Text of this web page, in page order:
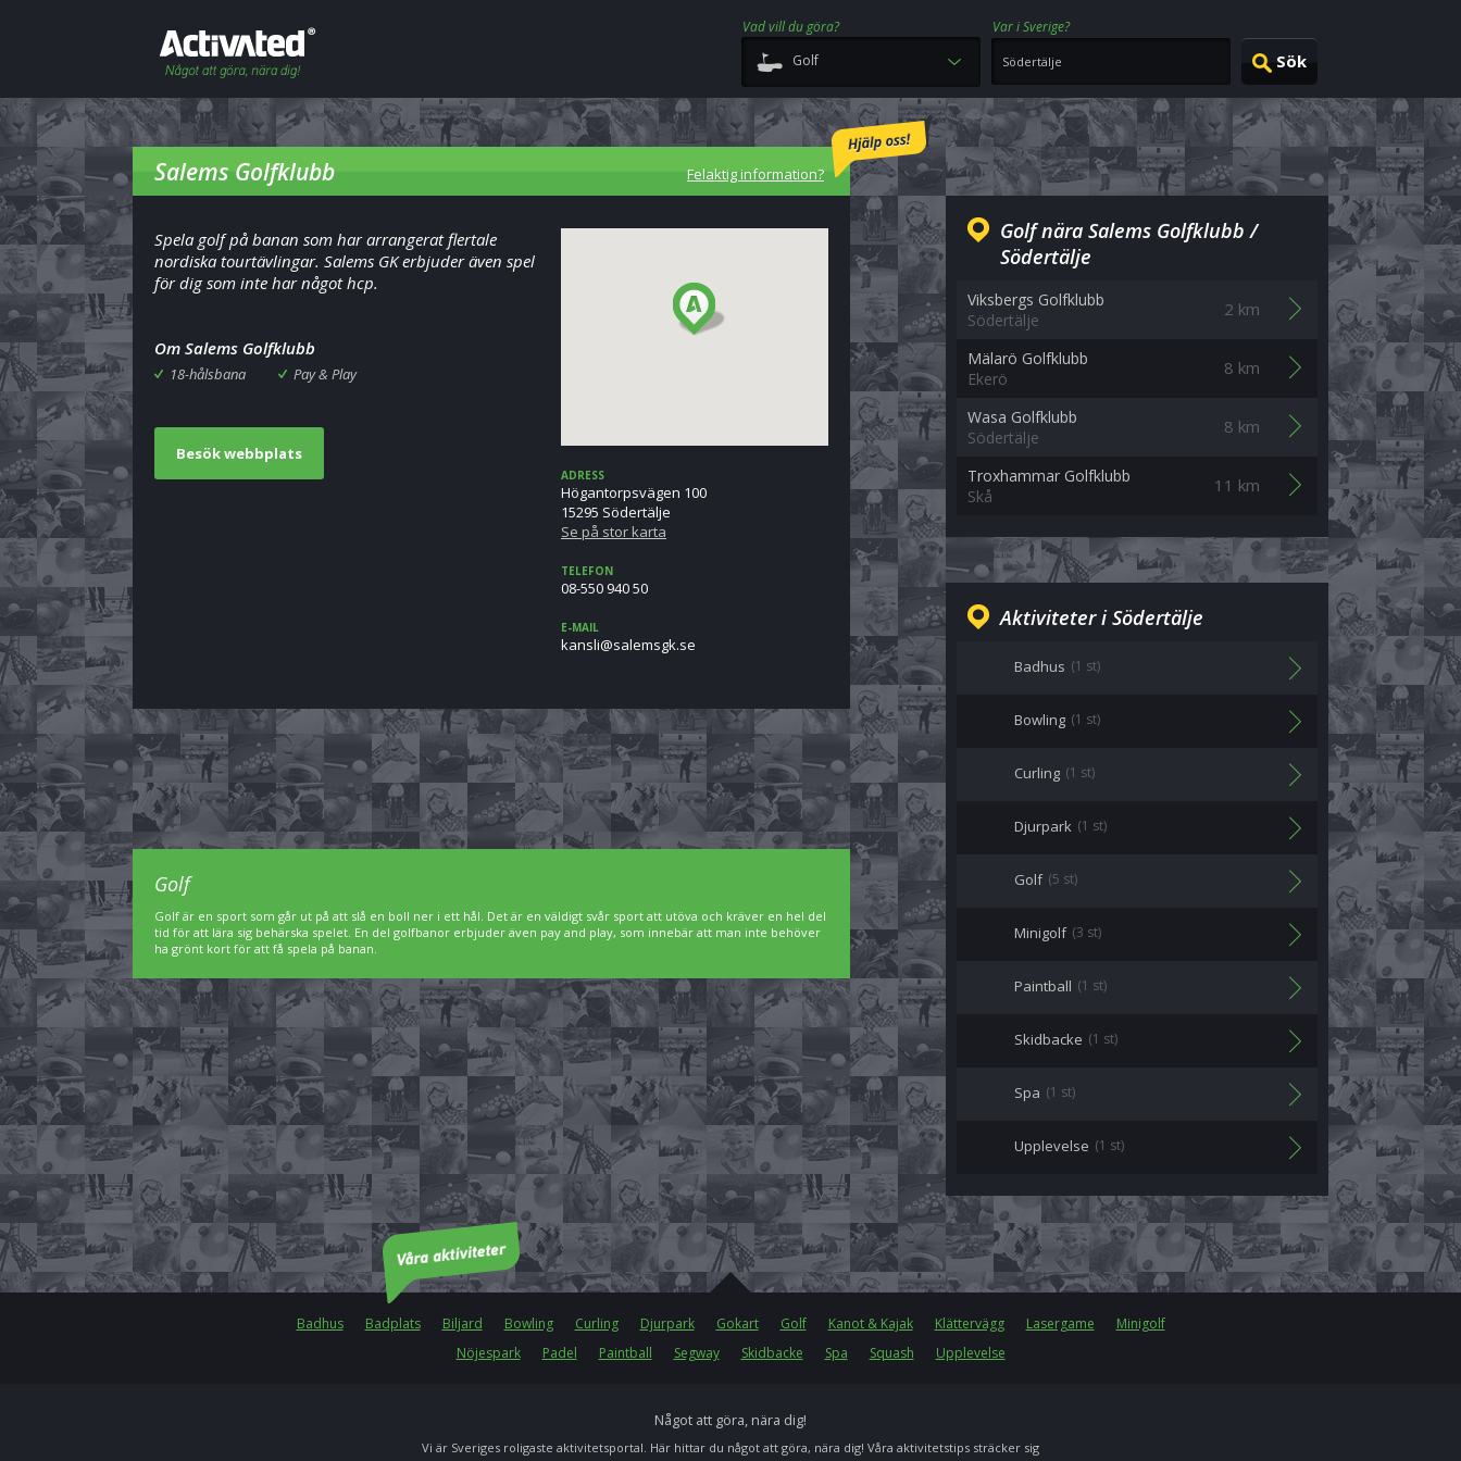
Vad vill du göra?
Var i Sverige?
Golf
Salems Golfklubb Felaktig information?
Spela golf på banan som har arrangerat flertale
nordiska tourtävlingar. Salems GK erbjuder även spel
för dig som inte har något hcp.
Om Salems Golfklubb
18-hålsbana Pay & Play
Besök webbplats
ADRESS
Högantorpsvägen 100
15295 Södertälje
Se på stor karta
TELEFON
08-550 940 50
E-MAIL
es.kgsmelas@ilsnak
Golf nära Salems Golfklubb /
Södertälje
Viksbergs Golfklubb
Södertälje
2 km
Mälarö Golfklubb
Ekerö
8 km
Wasa Golfklubb
Södertälje
8 km
Troxhammar Golfklubb
Skå
11 km
Aktiviteter i Södertälje
Badhus (1 st)
Bowling (1 st)
Curling (1 st)
Djurpark (1 st)
Golf (5 st)
Minigolf (3 st)
Paintball (1 st)
Skidbacke (1 st)
Spa (1 st)
Upplevelse (1 st)
Golf
Golf är en sport som går ut på att slå en boll ner i ett hål. Det är en väldigt svår sport att utöva och kräver en hel del
tid för att lära sig behärska spelet. En del golfbanor erbjuder även pay and play, som innebär att man inte behöver
ha grönt kort för att få spela på banan.
Badhus Badplats Biljard Bowling Curling Djurpark Gokart Golf Kanot & Kajak Klättervägg Lasergame
Minigolf
Nöjespark
Padel Paintball Segway Skidbacke Spa Squash Upplevelse
Något att göra, nära dig!
Vi är Sveriges roligaste aktivitetsportal. Här hittar du något att göra, nära dig! Våra aktivitetstips sträcker sig